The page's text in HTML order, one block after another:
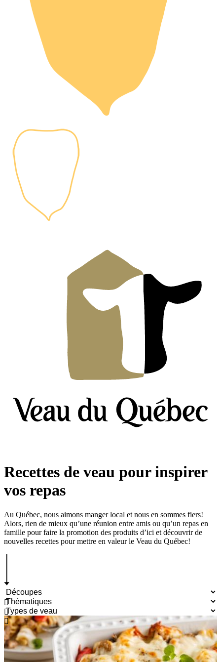
Recettes de veau pour inspirer
vos repas
Au Québec, nous aimons manger local et nous en sommes fiers!
Alors, rien de mieux qu’une réunion entre amis ou qu’un repas en
famille pour faire la promotion des produits d’ici et découvrir de
nouvelles recettes pour mettre en valeur le Veau du Québec!